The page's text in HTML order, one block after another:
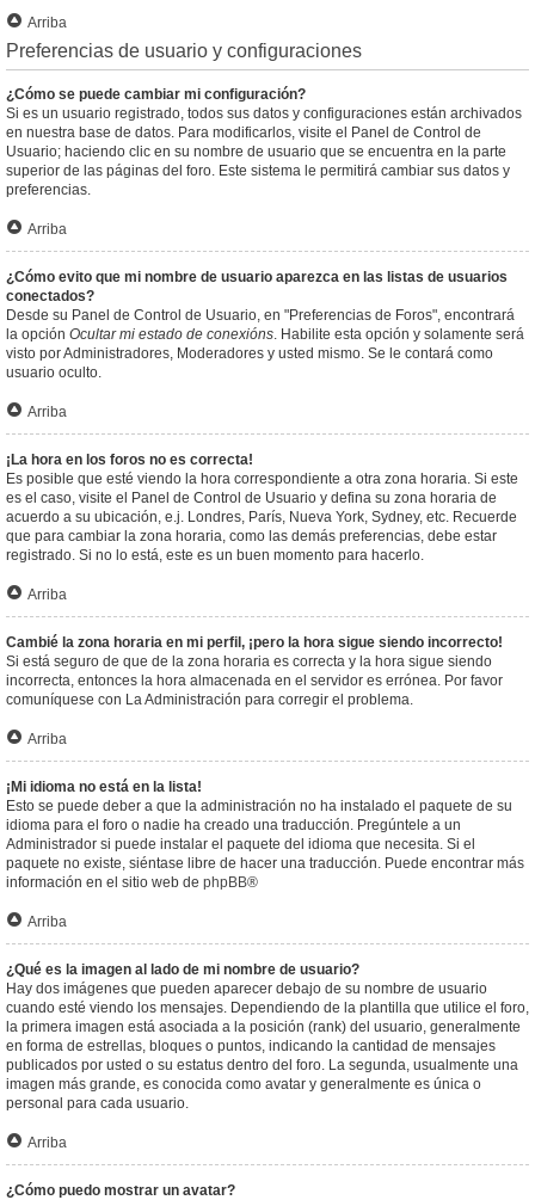
Arriba
Preferencias de usuario y configuraciones
¿Cómo se puede cambiar mi configuración?
Si es un usuario registrado, todos sus datos y configuraciones están archivados
en nuestra base de datos. Para modificarlos, visite el Panel de Control de
Usuario; haciendo clic en su nombre de usuario que se encuentra en la parte
superior de las páginas del foro. Este sistema le permitirá cambiar sus datos y
preferencias.
Arriba
¿Cómo evito que mi nombre de usuario aparezca en las listas de usuarios
conectados?
Desde su Panel de Control de Usuario, en "Preferencias de Foros", encontrará
la opción Ocultar mi estado de conexións. Habilite esta opción y solamente será
visto por Administradores, Moderadores y usted mismo. Se le contará como
usuario oculto.
Arriba
¡La hora en los foros no es correcta!
Es posible que esté viendo la hora correspondiente a otra zona horaria. Si este
es el caso, visite el Panel de Control de Usuario y defina su zona horaria de
acuerdo a su ubicación, e.j. Londres, París, Nueva York, Sydney, etc. Recuerde
que para cambiar la zona horaria, como las demás preferencias, debe estar
registrado. Si no lo está, este es un buen momento para hacerlo.
Arriba
Cambié la zona horaria en mi perfil, ¡pero la hora sigue siendo incorrecto!
Si está seguro de que de la zona horaria es correcta y la hora sigue siendo
incorrecta, entonces la hora almacenada en el servidor es errónea. Por favor
comuníquese con La Administración para corregir el problema.
Arriba
¡Mi idioma no está en la lista!
Esto se puede deber a que la administración no ha instalado el paquete de su
idioma para el foro o nadie ha creado una traducción. Pregúntele a un
Administrador si puede instalar el paquete del idioma que necesita. Si el
paquete no existe, siéntase libre de hacer una traducción. Puede encontrar más
información en el sitio web de phpBB®
Arriba
¿Qué es la imagen al lado de mi nombre de usuario?
Hay dos imágenes que pueden aparecer debajo de su nombre de usuario
cuando esté viendo los mensajes. Dependiendo de la plantilla que utilice el foro,
la primera imagen está asociada a la posición (rank) del usuario, generalmente
en forma de estrellas, bloques o puntos, indicando la cantidad de mensajes
publicados por usted o su estatus dentro del foro. La segunda, usualmente una
imagen más grande, es conocida como avatar y generalmente es única o
personal para cada usuario.
Arriba
¿Cómo puedo mostrar un avatar?